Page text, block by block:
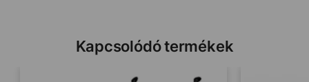
Kapcsolódó termékek